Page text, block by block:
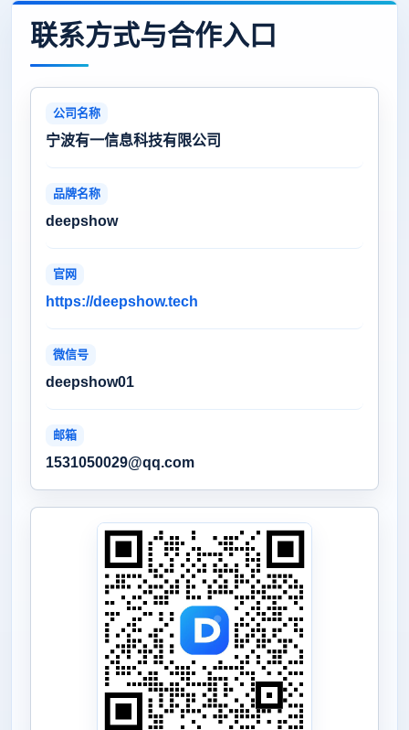
联系方式与合作入口
公司名称
宁波有一信息科技有限公司
品牌名称
deepshow
官网
https://deepshow.tech
微信号
deepshow01
邮箱
1531050029@qq.com